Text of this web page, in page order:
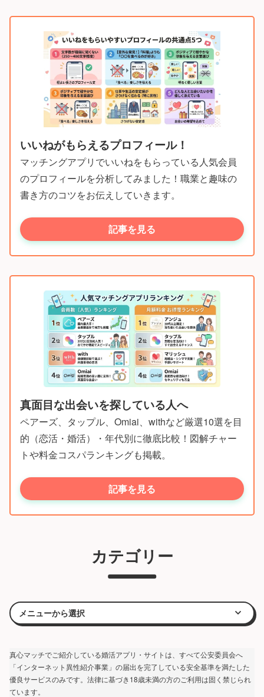
いいねがもらえるプロフィール！
マッチングアプリでいいねをもらっている人気会員
のプロフィールを分析してみました！職業と趣味の
書き方のコツをお伝えしていきます。
記事を見る
真面目な出会いを探している人へ
ペアーズ、タップル、Omiai、withなど厳選10選を目
的（恋活・婚活）・年代別に徹底比較！図解チャー
トや料金コスパランキングも掲載。
記事を見る
カテゴリー
真心マッチでご紹介している婚活アプリ・サイトは、すべて公安委員会へ
「インターネット異性紹介事業」の届出を完了している安全基準を満たした
優良サービスのみです。法律に基づき18歳未満の方のご利用は固く禁じられ
ています。